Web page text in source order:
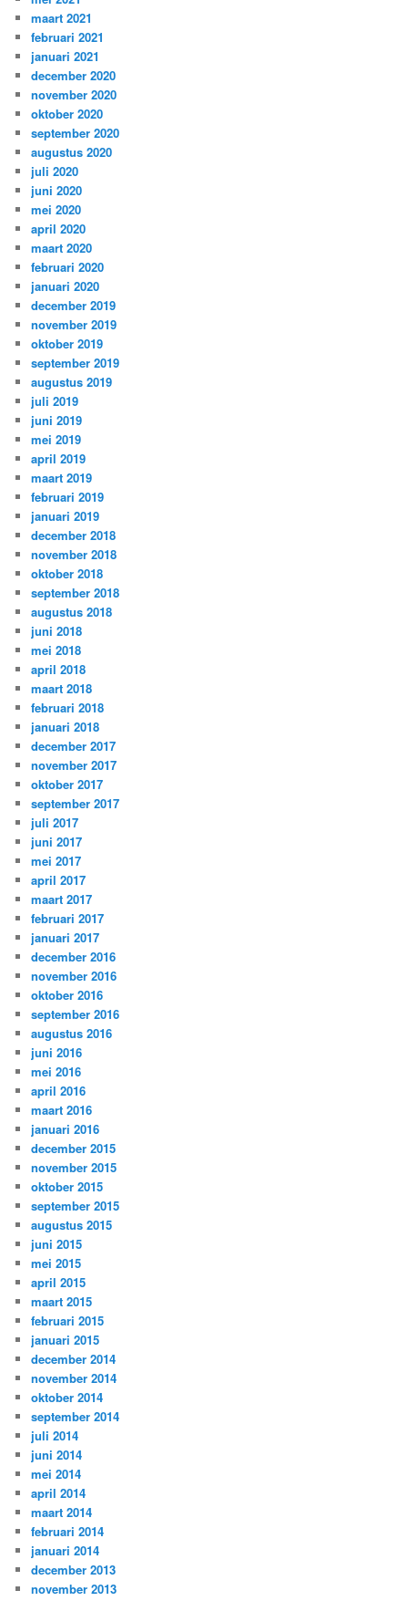
maart 2021
februari 2021
januari 2021
december 2020
november 2020
oktober 2020
september 2020
augustus 2020
juli 2020
juni 2020
mei 2020
april 2020
maart 2020
februari 2020
januari 2020
december 2019
november 2019
oktober 2019
september 2019
augustus 2019
juli 2019
juni 2019
mei 2019
april 2019
maart 2019
februari 2019
januari 2019
december 2018
november 2018
oktober 2018
september 2018
augustus 2018
juni 2018
mei 2018
april 2018
maart 2018
februari 2018
januari 2018
december 2017
november 2017
oktober 2017
september 2017
juli 2017
juni 2017
mei 2017
april 2017
maart 2017
februari 2017
januari 2017
december 2016
november 2016
oktober 2016
september 2016
augustus 2016
juni 2016
mei 2016
april 2016
maart 2016
januari 2016
december 2015
november 2015
oktober 2015
september 2015
augustus 2015
juni 2015
mei 2015
april 2015
maart 2015
februari 2015
januari 2015
december 2014
november 2014
oktober 2014
september 2014
juli 2014
juni 2014
mei 2014
april 2014
maart 2014
februari 2014
januari 2014
december 2013
november 2013